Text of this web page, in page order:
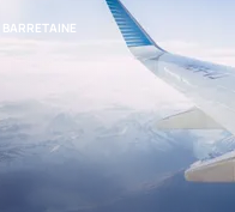
BARRETAINE